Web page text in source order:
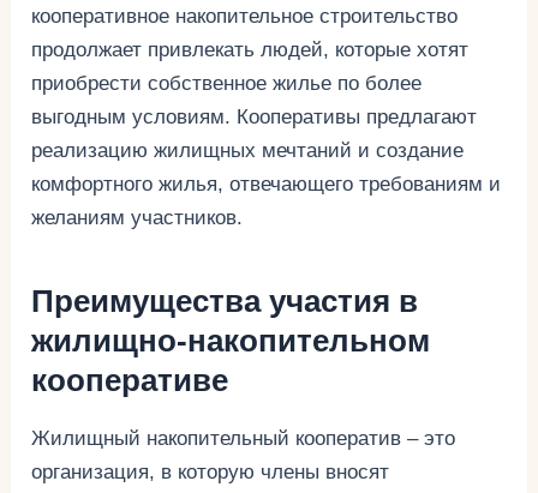
кооперативное накопительное строительство
продолжает привлекать людей, которые хотят
приобрести собственное жилье по более
выгодным условиям. Кооперативы предлагают
реализацию жилищных мечтаний и создание
комфортного жилья, отвечающего требованиям и
желаниям участников.
Преимущества участия в
жилищно-накопительном
кооперативе
Жилищный накопительный кооператив – это
организация, в которую члены вносят